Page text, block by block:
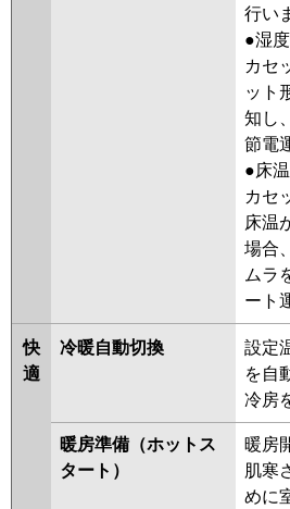
PA-
PA-
行い
●湿
カセ
ット
知し
節電
●床
カセ
床温
場合
ムラ
ート
快
適
冷暖自動切換
設定
を自
冷房
暖房準備（ホットス
タート）
暖房
肌寒
めに